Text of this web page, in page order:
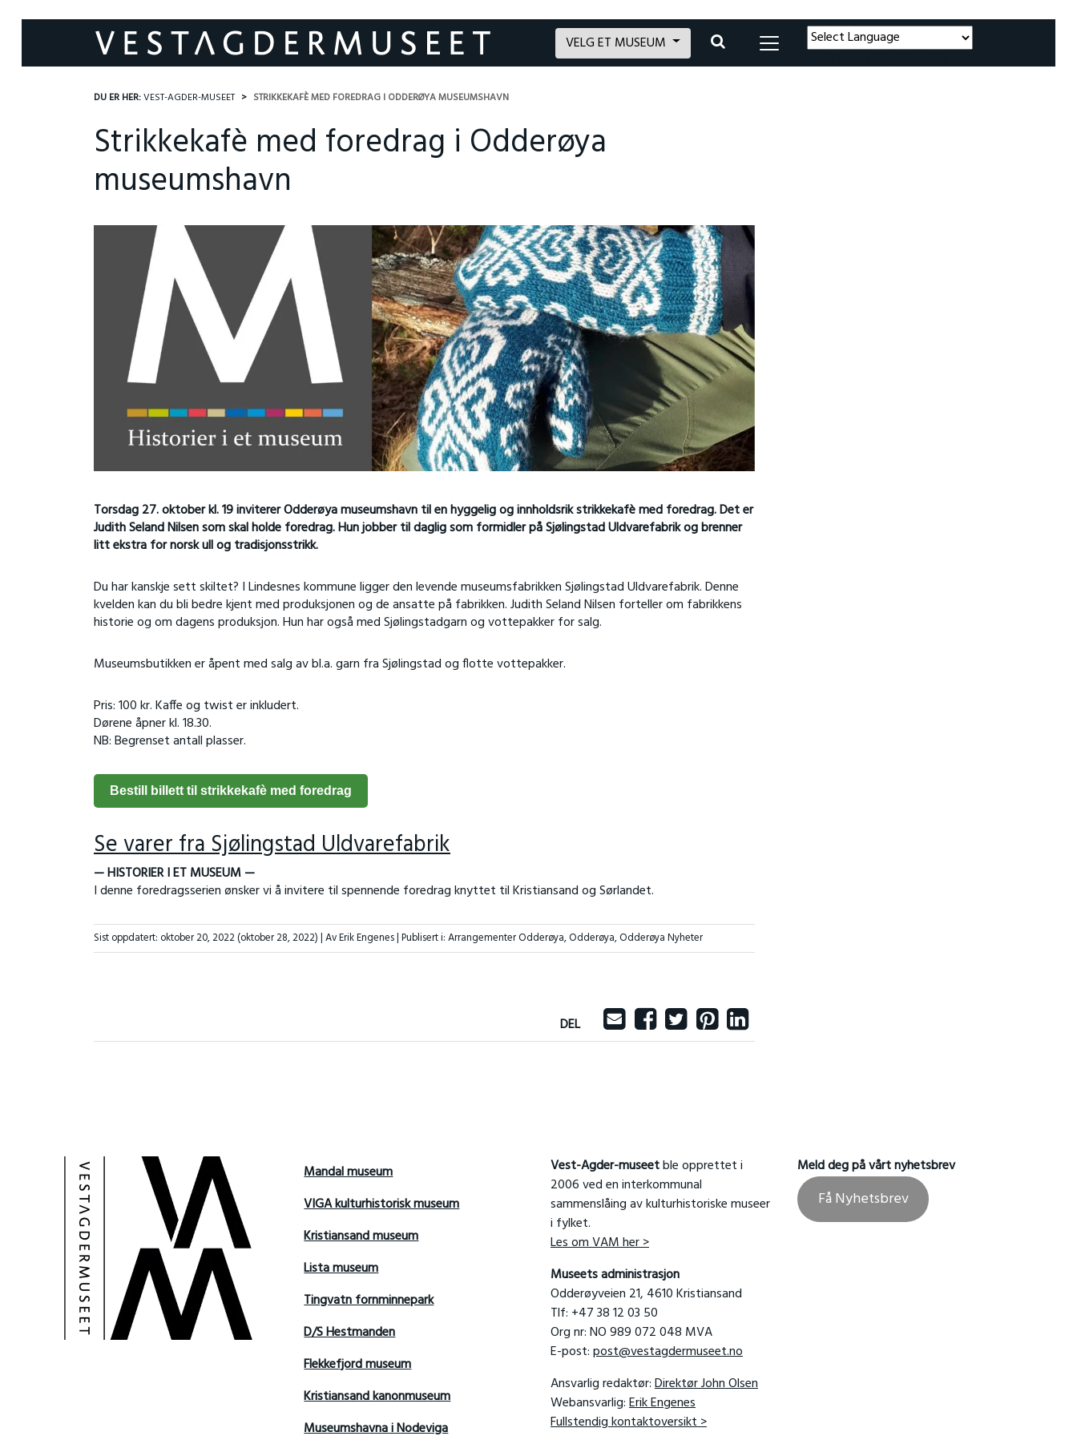
VELG ET MUSEUM
DU ER HER:VEST-AGDER-MUSEET STRIKKEKAFÈ MED FOREDRAG I ODDERØYA MUSEUMSHAVN
Strikkekafè med foredrag i Odderøya
museumshavn
Torsdag 27. oktober kl. 19 inviterer Odderøya museumshavn til en hyggelig og innholdsrik strikkekafè med foredrag. Det er
Judith Seland Nilsen som skal holde foredrag. Hun jobber til daglig som formidler på Sjølingstad Uldvarefabrik og brenner
litt ekstra for norsk ull og tradisjonsstrikk.
Du har kanskje sett skiltet? I Lindesnes kommune ligger den levende museumsfabrikken Sjølingstad Uldvarefabrik. Denne
kvelden kan du bli bedre kjent med produksjonen og de ansatte på fabrikken. Judith Seland Nilsen forteller om fabrikkens
historie og om dagens produksjon. Hun har også med Sjølingstadgarn og vottepakker for salg.
Museumsbutikken er åpent med salg av bl.a. garn fra Sjølingstad og flotte vottepakker.
Pris: 100 kr. Kaffe og twist er inkludert.
Dørene åpner kl. 18.30.
NB: Begrenset antall plasser.
Bestill billett til strikkekafè med foredrag
Se varer fra Sjølingstad Uldvarefabrik
— HISTORIER I ET MUSEUM —
I denne foredragsserien ønsker vi å invitere til spennende foredrag knyttet til Kristiansand og Sørlandet.
Sist oppdatert: oktober 20, 2022(oktober 28, 2022)| Av Erik Engenes |Publisert i:Arrangementer Odderøya,Odderøya,Odderøya Nyheter
DEL
Mandal museum
VIGA kulturhistorisk museum
Kristiansand museum
Lista museum
Tingvatn fornminnepark
D/S Hestmanden
Flekkefjord museum
Kristiansand kanonmuseum
Museumshavna i Nodeviga
Vest-Agder-museetble opprettet i
2006 ved en interkommunal
sammenslåing av kulturhistoriske museer
i fylket.
Les om VAM her >
Museets administrasjon
Odderøyveien 21, 4610 Kristiansand
Tlf: +47 38 12 03 50
Org nr: NO 989 072 048 MVA
E-post:post@vestagdermuseet.no
Ansvarlig redaktør:Direktør John Olsen
Webansvarlig:Erik Engenes
Fullstendig kontaktoversikt >
Meld deg på vårt nyhetsbrev
Få Nyhetsbrev